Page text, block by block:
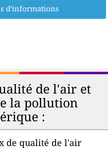
d'informations
de l'air et
la pollution
:
de qualité de l'air